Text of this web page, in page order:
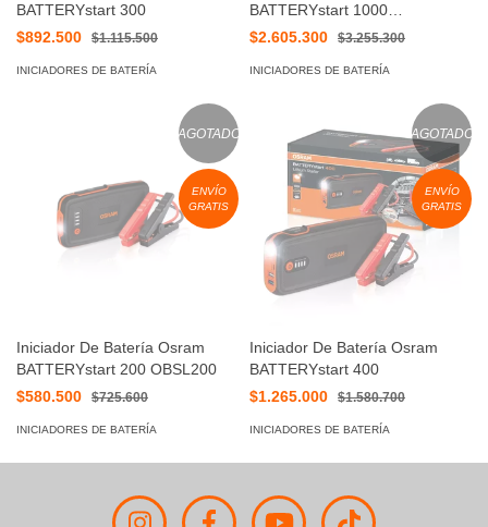
BATTERYstart 300
$892.500
$1.115.500
INICIADORES DE BATERÍA
BATTERYstart 1000
OEBSPL1000
$2.605.300 $3.255.300
INICIADORES DE BATERÍA
AGOTADO
ENVÍO
GRATIS
Iniciador De Batería Osram
BATTERYstart 200 OBSL200
$580.500
$725.600
INICIADORES DE BATERÍA
AGOTADO
ENVÍO
GRATIS
Iniciador De Batería Osram
BATTERYstart 400
$1.265.000
$1.580.700
INICIADORES DE BATERÍA